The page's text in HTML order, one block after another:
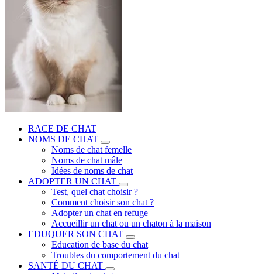
RACE DE CHAT
NOMS DE CHAT
Noms de chat femelle
Noms de chat mâle
Idées de noms de chat
ADOPTER UN CHAT
Test, quel chat choisir ?
Comment choisir son chat ?
Adopter un chat en refuge
Accueillir un chat ou un chaton à la maison
EDUQUER SON CHAT
Education de base du chat
Troubles du comportement du chat
SANTÉ DU CHAT